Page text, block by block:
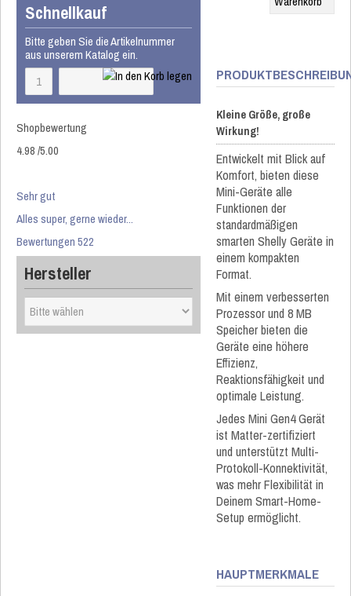
Schnellkauf
Bitte geben Sie die Artikelnummer
aus unserem Katalog ein.
Shopbewertung
4.98/5.00
Sehr gut
Alles super, gerne wieder...
Bewertungen 522
Hersteller
Kleine Größe, große
Wirkung!
Entwickelt mit Blick auf
Komfort, bieten diese
Mini-Geräte alle
Funktionen der
standardmäßigen
smarten Shelly Geräte in
einem kompakten
Format.
Mit einem verbesserten
Prozessor und 8 MB
Speicher bieten die
Geräte eine höhere
Effizienz,
Reaktionsfähigkeit und
optimale Leistung.
Jedes Mini Gen4 Gerät
ist Matter-zertifiziert
und unterstützt Multi-
Protokoll-Konnektivität,
was mehr Flexibilität in
Deinem Smart-Home-
Setup ermöglicht.
HAUPTMERKMALE